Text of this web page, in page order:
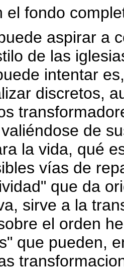
el fondo
aspirar a
de las
intentar
discretos,
de
la vida, qué
vías de
que da
sirve a la
el orden
que pueden,